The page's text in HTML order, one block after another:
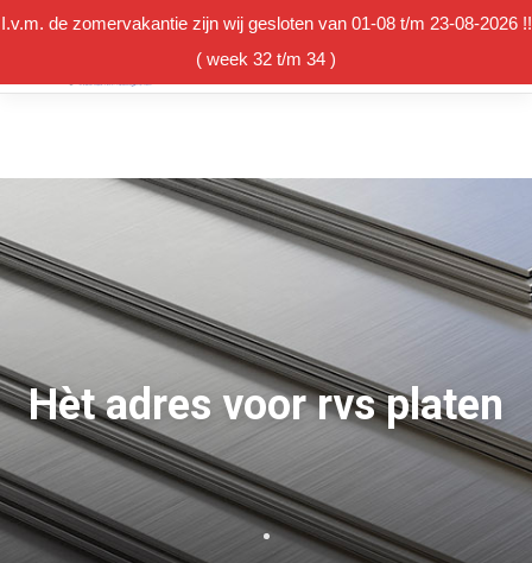
I.v.m. de zomervakantie zijn wij gesloten van 01-08 t/m 23-08-2026 !!
( week 32 t/m 34 )
Hèt adres voor rvs platen